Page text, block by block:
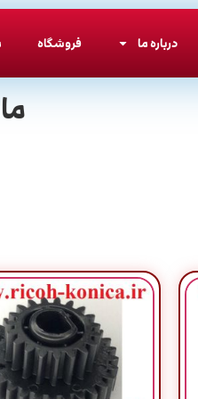
درباره ما فروشگاه